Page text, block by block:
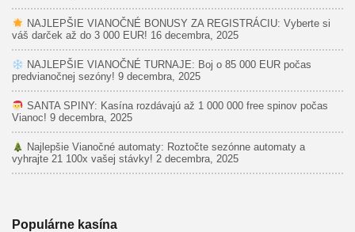
NAJLEPŠIE VIANOČNÉ BONUSY ZA REGISTRÁCIU: Vyberte si
váš darček až do 3 000 EUR! 16 decembra, 2025
NAJLEPŠIE VIANOČNÉ TURNAJE: Boj o 85 000 EUR počas
predvianočnej sezóny! 9 decembra, 2025
SANTA SPINY: Kasína rozdávajú až 1 000 000 free spinov počas
Vianoc! 9 decembra, 2025
Najlepšie Vianočné automaty: Roztočte sezónne automaty a
vyhrajte 21 100x vašej stávky! 2 decembra, 2025
Populárne kasína